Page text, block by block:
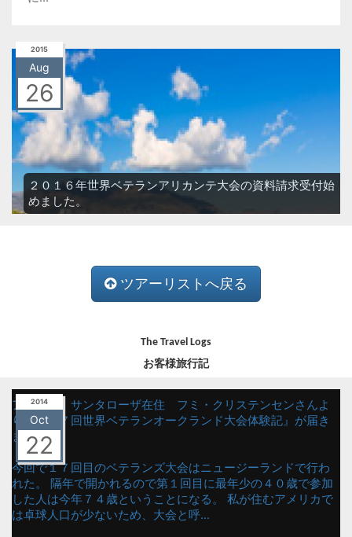
2015
Aug
26
２０１６年世界ベテランアリカンテ大会の資料請求受付始
めました。
ツアーリストへ戻る
The Travel Logs
お客様旅行記
2014
Oct
22
アメリカ、サンタローザ在住 フミ・クリステンセンさんよ
り『第１７回世界ベテランオークランド大会体験記』が届き
ました！
今回で１７回目のベテランズ大会はニュージーランドで行わ
れた。 隔年で開かれるので第１回目に最年少の４０歳で参加
した人は今年７４歳ということになる。 私が住むアメリカで
は卓球人口が少ないため、大会と呼...